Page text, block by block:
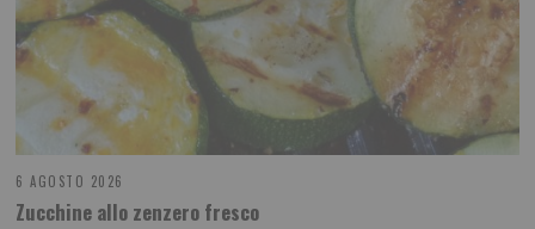
6 AGOSTO 2026
Zucchine allo zenzero fresco